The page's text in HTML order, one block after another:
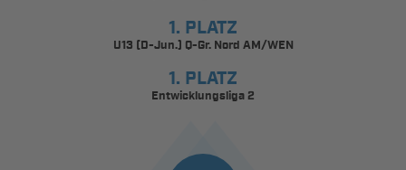
1. PLATZ
U13 (D-Jun.) Q-Gr. Nord AM/WEN
1. PLATZ
Entwicklungsliga 2